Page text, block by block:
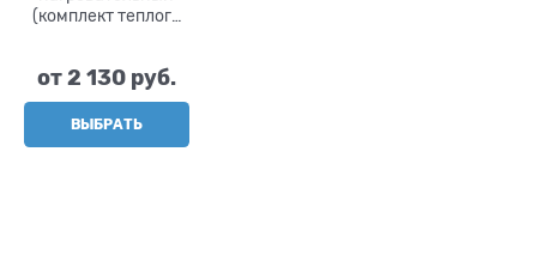
(комплект теплого
от2 130 руб.
ВЫБРАТЬ